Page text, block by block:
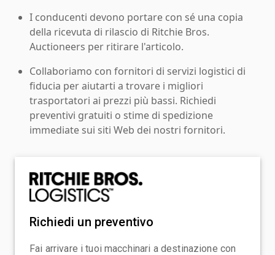
I conducenti devono portare con sé una copia
della ricevuta di rilascio di Ritchie Bros.
Auctioneers per ritirare l'articolo.
Collaboriamo con fornitori di servizi logistici di
fiducia per aiutarti a trovare i migliori
trasportatori ai prezzi più bassi. Richiedi
preventivi gratuiti o stime di spedizione
immediate sui siti Web dei nostri fornitori.
Richiedi un preventivo
Fai arrivare i tuoi macchinari a destinazione con